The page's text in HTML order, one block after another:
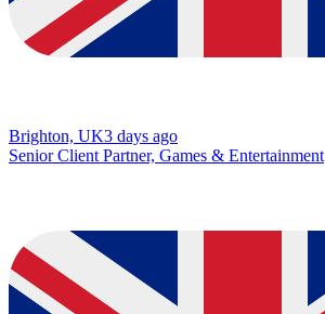
Brighton, UK3 days ago
Senior Client Partner, Games & Entertainment